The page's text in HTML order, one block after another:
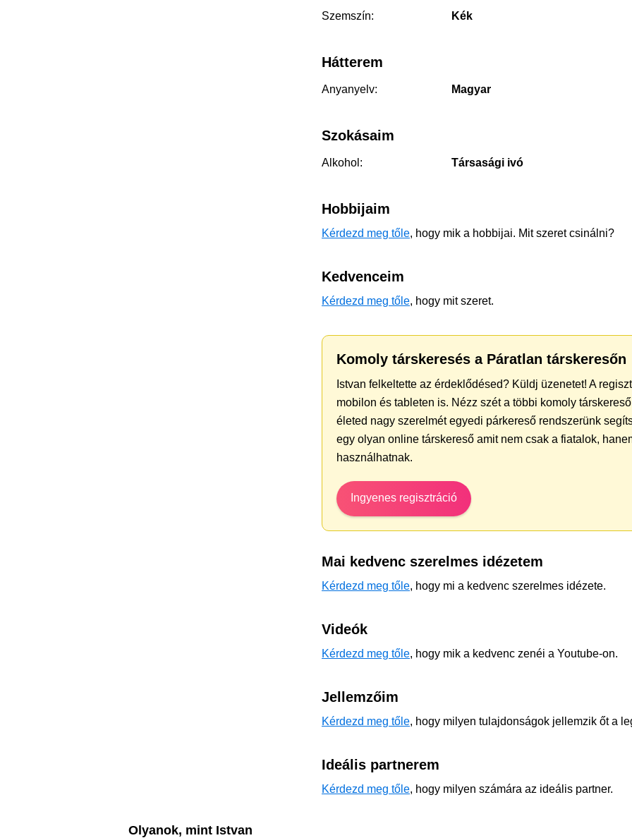
Szemszín:
Kék
Hátterem
Anyanyelv: Magyar
Szokásaim
Alkohol: Társasági ivó
Hobbijaim
Kérdezd meg tőle, hogy mik a hobbijai. Mit szeret csinálni?
Kedvenceim
Kérdezd meg tőle, hogy mit szeret.
Komoly társkeresés a Páratlan társkeresőn
Istvan felkeltette az érdeklődésed? Küldj üzenetet! A
mobilon és tableten is. Nézz szét a többi komoly
életed nagy szerelmét egyedi párkereső rendszerünk
egy olyan online társkereső amit nem csak a fiatalok,
használhatnak.
Ingyenes regisztráció
Mai kedvenc szerelmes idézetem
Kérdezd meg tőle, hogy mi a kedvenc szerelmes idézete.
Videók
Kérdezd meg tőle, hogy mik a kedvenc zenéi a Youtube-on.
Jellemzőim
Kérdezd meg tőle, hogy milyen tulajdonságok jellemzik őt a
Ideális partnerem
Kérdezd meg tőle, hogy milyen számára az ideális partner.
Olyanok, mint Istvan